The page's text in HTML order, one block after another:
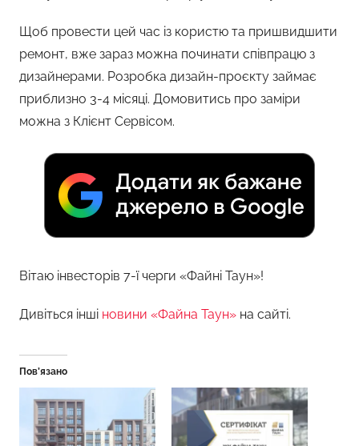
Щоб провести цей час із користю та пришвидшити
ремонт, вже зараз можна починати співпрацю з
дизайнерами. Розробка дизайн-проєкту займає
приблизно 3-4 місяці. Домовитись про заміри
можна з Клієнт Сервісом.
Вітаю інвесторів 7-ї черги «Файні Таун»!
Дивіться інші новини «Файна Таун» на сайті.
Пов’язано